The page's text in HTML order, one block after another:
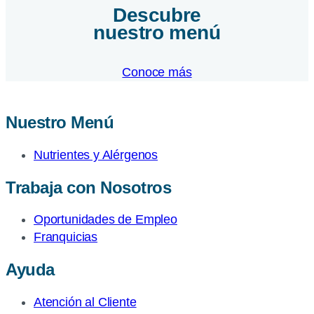
Descubre
nuestro menú
Conoce más
Nuestro Menú
Nutrientes y Alérgenos
Trabaja con Nosotros
Oportunidades de Empleo
Franquicias
Ayuda
Atención al Cliente